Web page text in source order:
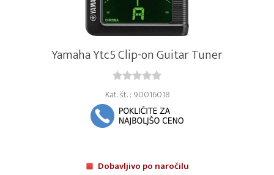
Yamaha Ytc5 Clip-on Guitar Tuner
Kat. št. : 90016018
Dobavljivo po naročilu